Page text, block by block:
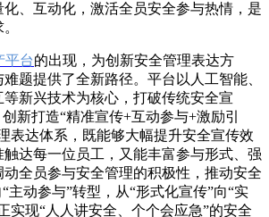
、互动化，激活全员安全参与热情，是
平台的出现，为创新安全管理表达方
题提供了全新路径。平台以人工智能、
新兴技术为核心，打破传统安全宣
新打造“精准宣传+互动参与+激励引
表达体系，既能够大幅提升安全宣传效
达每一位员工，又能丰富参与形式、强
全员参与安全管理的积极性，推动安全
主动参与”转型，从“形式化宣传”向“实
实现“人人讲安全、个个会应急”的安全